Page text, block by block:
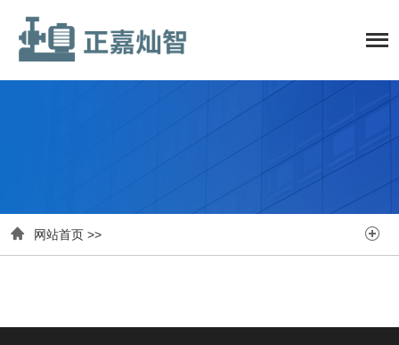
 网站首页 >> 